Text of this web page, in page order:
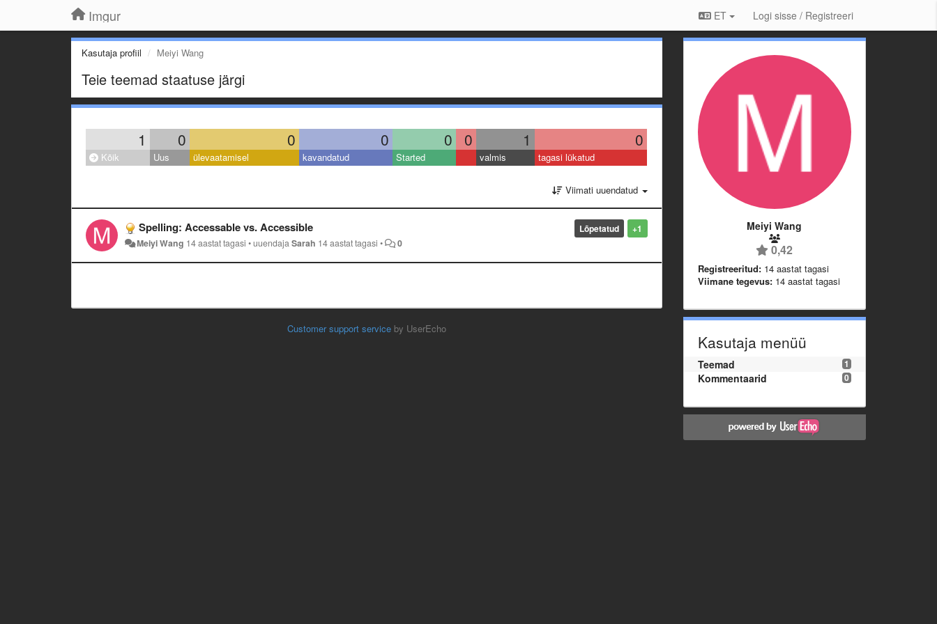
Imgur ET Logi sisse / Registreeri
Kasutaja profiil Meiyi Wang
Teie teemad staatuse järgi
1 0 0 0 0 0 1 0
Kõik Uus ülevaatamisel kavandatud Started valmis tagasi lükatud
Viimati uuendatud
+1
Lõpetatud
Spelling: Accessable vs. Accessible
Meiyi Wang 14 aastat tagasi •uuendajaSarah 14 aastat tagasi • 0
Customer support serviceby UserEcho
Meiyi Wang
0,42
Registreeritud: 14 aastat tagasi
Viimane tegevus: 14 aastat tagasi
Kasutaja menüü
1
Teemad
0
Kommentaarid